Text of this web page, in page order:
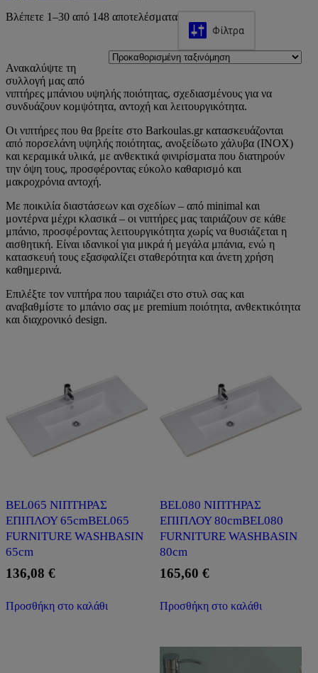
Βλέπετε 1–30 από 148 αποτελέσματα
Ανακαλύψτε τη
συλλογή μας από
νιπτήρες μπάνιου υψηλής ποιότητας, σχεδιασμένους για να
συνδυάζουν κομψότητα, αντοχή και λειτουργικότητα.
Οι νιπτήρες που θα βρείτε στο Barkoulas.gr κατασκευάζονται
από πορσελάνη υψηλής ποιότητας, ανοξείδωτο χάλυβα (INOX)
και κεραμικά υλικά, με ανθεκτικά φινιρίσματα που διατηρούν
την όψη τους, προσφέροντας εύκολο καθαρισμό και
μακροχρόνια αντοχή.
Με ποικιλία διαστάσεων και σχεδίων – από minimal και
μοντέρνα μέχρι κλασικά – οι νιπτήρες μας ταιριάζουν σε κάθε
μπάνιο, προσφέροντας λειτουργικότητα χωρίς να θυσιάζεται η
αισθητική. Είναι ιδανικοί για μικρά ή μεγάλα μπάνια, ενώ η
κατασκευή τους εξασφαλίζει σταθερότητα και άνετη χρήση
καθημερινά.
Επιλέξτε τον νιπτήρα που ταιριάζει στο στυλ σας και
αναβαθμίστε το μπάνιο σας με premium ποιότητα, ανθεκτικότητα
και διαχρονικό design.
BEL065 ΝΙΠΤΗΡΑΣ
ΕΠΙΠΛΟΥ 65cmBEL065
FURNITURE WASHBASIN
65cm
136,08 €
Προσθήκη στο καλάθι
BEL080 ΝΙΠΤΗΡΑΣ
ΕΠΙΠΛΟΥ 80cmBEL080
FURNITURE WASHBASIN
80cm
165,60 €
Προσθήκη στο καλάθι